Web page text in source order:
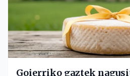
Goierriko gaztek